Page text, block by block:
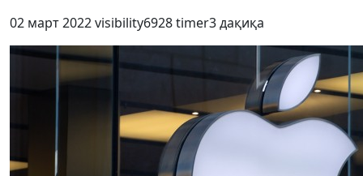
02 март 2022visibility6928timer3 дақиқа